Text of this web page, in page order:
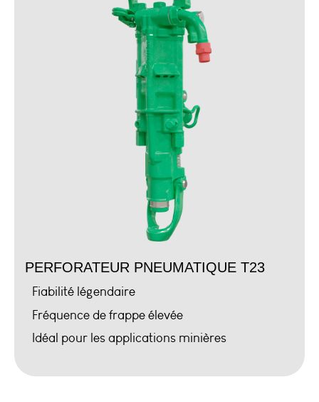
PERFORATEUR PNEUMATIQUE T23
Fiabilité légendaire
Fréquence de frappe élevée
Idéal pour les applications minières